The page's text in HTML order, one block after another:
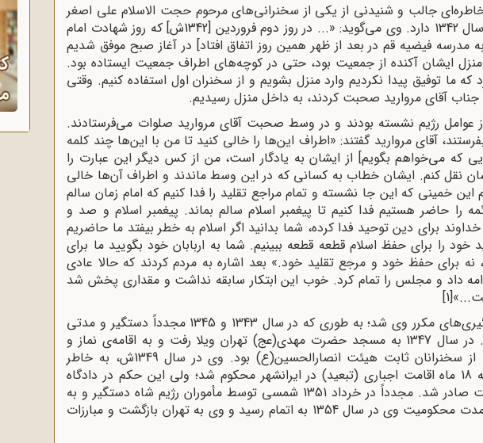
جالب و شنیدنی از یکی از سخنرانی‌های مرحوم حجت الاسلام علی اصغر
مروارید در منزل امام(ره) در سال 1342 دارد. وی می‌گوید: «... در روز دوم فروردین [1342ش] که روز شهادت امام
فیضیه قم در بعد از ظهر همین روز اتفاق افتاد] در آغاز صبح موفق شدیم
ایشان آکنده از جمعیت بود، حتی در کوچه‌های اطراف جمعیت ایستاده بود.
که ما توفیق پیدا نکردیم وارد منزل بشویم و از سخنران اول استفاده کنیم. وقتی
آقای مروارید صحبت کردند، به داخل منزل رسیدیم.
عوامل رژیم نشسته بودند و در وسط صحبت آقای مروارید صلوات می‌فرستادند.
آقای مروارید گفتند: «اطراف این‌ها را خالی کنید تا من با این‌ها چند کلمه
که می‌خواهم بگویم] از ایشان به یادگار است، من از کس دیگر این عبارت را
نقل کنم. ایشان خطاب به کسانی که در این وسط ماندند و اطراف آن‌ها خالی
خمینی که این جا نشسته و تمام مراجع تقلید را فدا کنیم که امام زمان سالم
را حاضر هستیم فدا کنیم تا پیغمبر اسلام سالم بماند. پیغمبر اسلام و صد و
برای دین توحید فدا کرده، شما بدانید اگر اسلام به خطر بیفتد ما حاضریم
خود را برای حفظ اسلام قطعه قطعه ببینیم. شما به اربابان خود بگویید ما برای
برای حفظ خود و مرجع تقلید خود.» بعد اشاره به مردم کردند که حالا عادی
داد و مجلس را تمام کرد. خوب این ابتکار سابقه نداشت و مقداری پخش شد
[1]
تداوم مبارزات باعث دستگیری‌های مکرر وی شد؛ به‌ طوری که در سال 1343 و 1345 مجدداً دستگیر و مدتی
را در زندان رژیم شاه گذراند. در سال 1347 به مسجد حضرت مهدی(عج) تهران ویلا رفت و به اقامه‌ی نماز و
ارشاد مردم پرداخت و یکی از سخنرانان ثابت هیئت انصارالحسین(ع) بود. وی در سال 1349ش، به خاطر
سخنرانی‌هایش دستگیر و به 18 ماه اقامت اجباری (تبعید) در ایرانشهر محکوم شد؛ ولی این حکم در دادگاه
تجدیدنظر فسخ و حکم برائت صادر شد. مجدداً در خرداد 1351 شمسی توسط مأموران رژیم شاه دستگیر و به
سه سال تبعید محکوم شد. مدت محکومیت وی در سال 1354 به اتمام رسید و وی به تهران بازگشت و مبارزات